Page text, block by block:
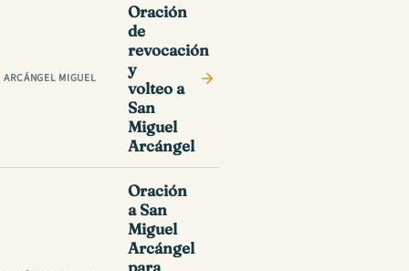
ARCÁNGEL MIGUEL
Oración
de
revocación
y
volteo a
San
Miguel
Arcángel
Oración
a San
Miguel
Arcángel
para